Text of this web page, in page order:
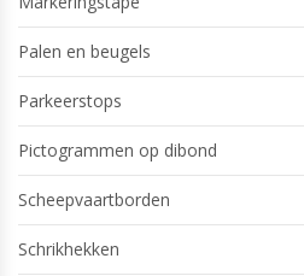
Palen en beugels
Parkeerstops
Pictogrammen op dibond
Scheepvaartborden
Schrikhekken